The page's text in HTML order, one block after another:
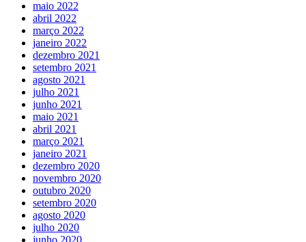
maio 2022
abril 2022
março 2022
janeiro 2022
dezembro 2021
setembro 2021
agosto 2021
julho 2021
junho 2021
maio 2021
abril 2021
março 2021
janeiro 2021
dezembro 2020
novembro 2020
outubro 2020
setembro 2020
agosto 2020
julho 2020
junho 2020